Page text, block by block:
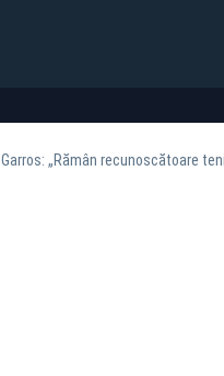
„Rămân recunoscătoare